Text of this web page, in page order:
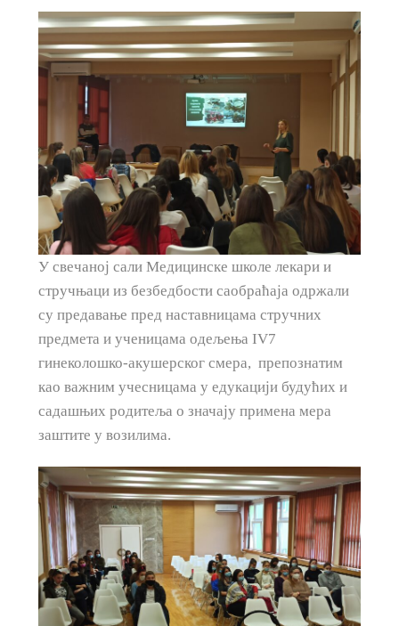
У свечаној сали Медицинске школе лекари и
стручњаци из безбедбости саобраћаја одржали
су предавање пред наставницама стручних
предмета и ученицaма одељења IV7
гинеколошко-акушерског смера, препознатим
као важним учесницaма у едукацији будућих и
садашњих родитеља о значају примена мера
заштите у возилима.